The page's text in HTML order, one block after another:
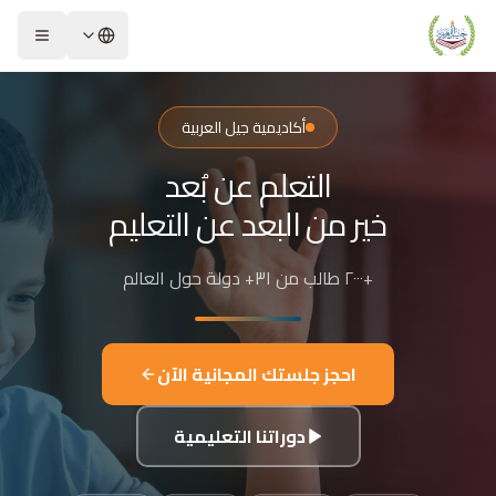
أكاديمية جيل العربية – Jeel Alarabiya Academy
أكاديمية جيل العربية هي منصة تعليمية عبر الإنترنت تأسست عام 2023، متخصصة في تعليم اللغة العربية وتجويد القرآن الكريم والتربية الإسلامية والعلوم للأطفال والبالغين من مختلف أنحاء العالم.
ما الذي تقدمه الأكاديمية؟
تعليم اللغة العربية للناطقين بها وغير الناطقين بها
تجويد وحفظ القرآن الكريم مع إجازات معتمدة
الدراسات الإسلامية والتربية الدينية
اللغة الإنجليزية والفرنسية
البرمجة وعلم الفلك والفنون
تفاصيل الدراسة
الفئات العمرية المستهدفة: من 4 سنوات حتى البالغين
شكل التعليم: مجموعات صغيرة 3-5 طلاب، أو حصص فردية
اللغات المستخدمة في التدريس: العربية، التركية، الإنجليزية، الفرنسية
الشريحة 2 من 4: التعلم عن بُعد خير من البعد عن التعليم
أكاديمية جيل العربية
التعلم عن بُعد
خير من البعد عن التعليم
+٢٠٠٠ طالب من ٣١+ دولة حول العالم
احجز جلستك المجانية الآن
دوراتنا التعليمية